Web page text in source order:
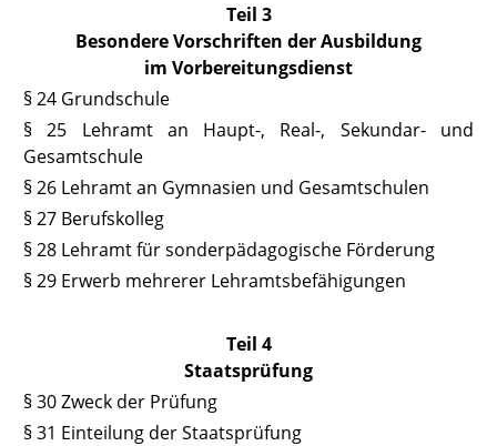
Teil 3
Besondere Vorschriften der Ausbildung
im Vorbereitungsdienst
§ 24 Grundschule
§ 25 Lehramt an Haupt-, Real-, Sekundar- und
Gesamtschule
§ 26 Lehramt an Gymnasien und Gesamtschulen
§ 27 Berufskolleg
§ 28 Lehramt für sonderpädagogische Förderung
§ 29 Erwerb mehrerer Lehramtsbefähigungen
Teil 4
Staatsprüfung
§ 30 Zweck der Prüfung
§ 31 Einteilung der Staatsprüfung